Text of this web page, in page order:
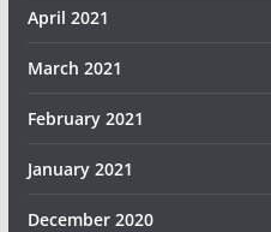
April 2021
March 2021
February 2021
January 2021
December 2020